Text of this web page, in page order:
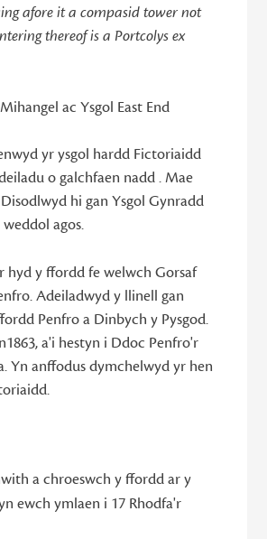
afore it a compasid tower not
thereof is a Portcolys ex
ac Ysgol East End
yr ysgol hardd Fictoriaidd
o galchfaen nadd . Mae
hi gan Ysgol Gynradd
agos.
hyd y ffordd fe welwch Gorsaf
Adeiladwyd y llinell gan
Penfro a Dinbych y Pysgod.
a'i hestyn i Ddoc Penfro'r
Yn anffodus dymchelwyd yr hen
a chroeswch y ffordd ar y
ewch ymlaen i 17 Rhodfa'r